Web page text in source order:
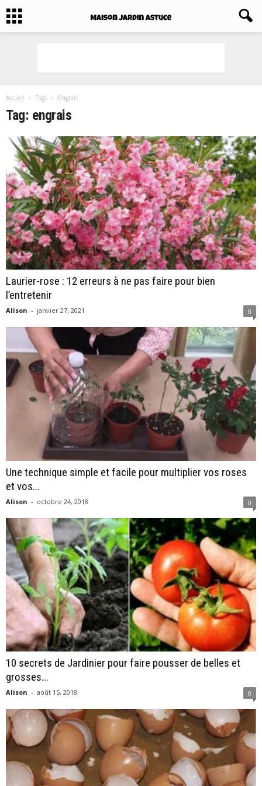
Accueil Tags Engrais
Tag: engrais
Laurier-rose : 12 erreurs à ne pas faire pour bien
l’entretenir
Alison - janvier 27, 2021 0
Une technique simple et facile pour multiplier vos roses
et vos...
Alison - octobre 24, 2018 0
10 secrets de Jardinier pour faire pousser de belles et
grosses...
Alison - août 15, 2018 0